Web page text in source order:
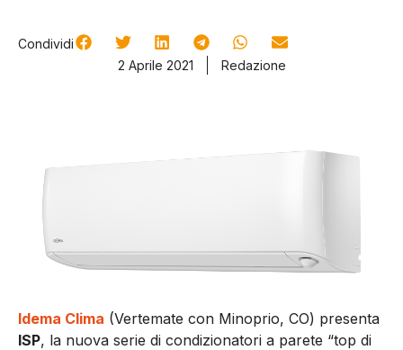
Condividi
2 Aprile 2021
Redazione
Idema Clima (Vertemate con Minoprio, CO) presenta
ISP, la nuova serie di condizionatori a parete “top di